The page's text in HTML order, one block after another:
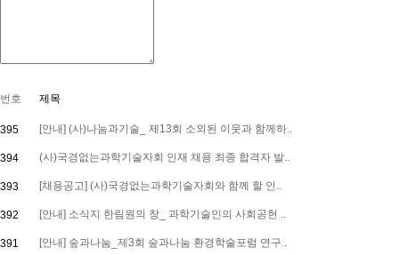
번호 제목
395 [안내] (사)나눔과기술_ 제13회 소외된 이웃과 함께하..
394 (사)국경없는과학기술자회 인재 채용 최종 합격자 발..
393 [채용공고] (사)국경없는과학기술자회와 함께 할 인..
392 [안내] 소식지 한림원의 창_ 과학기술인의 사회공헌 ..
391 [안내] 숲과나눔_제3회 숲과나눔 환경학술포럼 연구..